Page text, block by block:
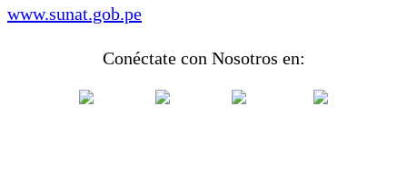
www.sunat.gob.pe
Conéctate con Nosotros en: